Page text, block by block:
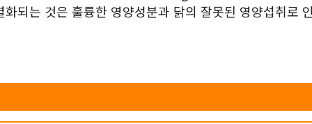
되는 것은 훌륭한 영양성분과 닭의 잘못된 영양섭취로